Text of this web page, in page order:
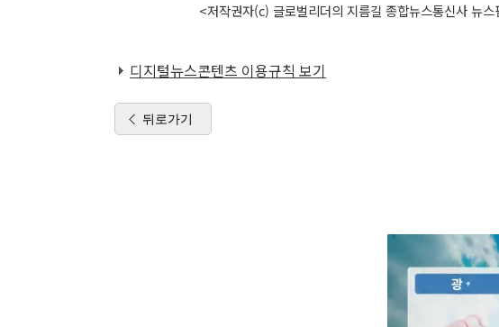
<저작권자(c) 글로벌리더의 지름길 종합뉴스통신사 뉴
디지털뉴스콘텐츠 이용규칙 보기
뒤로가기